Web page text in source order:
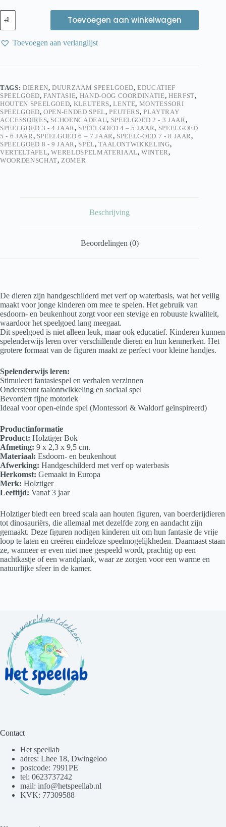
Holztiger
Bok
9
cm
handgemaakt
aantal
Toevoegen aan winkelwagen
Toevoegen aan verlanglijst
TAGS: DIEREN,DUURZAAM SPEELGOED,EDUCATIEF
SPEELGOED,FANTASIE, HAND-OOG COORDINATIE, HERFST,
HOUTEN SPEELGOED, KLEUTERS,LENTE, MONTESSORI
SPEELGOED,OPEN-ENDED SPEL,PEUTERS,PLAYTRAY
ACCESSOIRES, SCHOENCADEAU, SPEELGOED 2 - 3 JAAR ,
SPEELGOED 3 - 4 JAAR , SPEELGOED 4 – 5 JAAR, SPEELGOED
5 - 6 JAAR , SPEELGOED 6 – 7 JAAR , SPEELGOED 7 - 8 JAAR,
SPEELGOED 8 - 9 JAAR , SPEL,TAALONTWIKKELING,
VERTELTAFEL,WERELDSPELMATERIAAL,WINTER,
WOORDENSCHAT, ZOMER
Beschrijving
Beoordelingen (0)
De dieren zijn handgeschilderd met verf op waterbasis, wat het veilig
maakt voor jonge kinderen om mee te spelen. Het gebruik van
esdoorn- en beukenhout zorgt voor een stevige en robuuste kwaliteit,
waardoor het speelgoed lang meegaat.
Dit speelgoed is niet alleen leuk, maar ook educatief. Kinderen kunnen
spelenderwijs leren over verschillende dieren en hun kenmerken. Het
grotere formaat van de figuren maakt ze perfect voor kleine handjes.
Spelenderwijs leren:
Stimuleert fantasiespel en verhalen verzinnen
Ondersteunt taalontwikkeling en sociaal spel
Bevordert fijne motoriek
Ideaal voor open-einde spel (Montessori & Waldorf geïnspireerd)
Productinformatie
Product: Holztiger Bok
Afmeting: 9 x 2,3 x 9,5 cm.
Materiaal: Esdoorn- en beukenhout
Afwerking: Handgeschilderd met verf op waterbasis
Herkomst: Gemaakt in Europa
Merk: Holztiger
Leeftijd: Vanaf 3 jaar
Holztiger biedt een breed scala aan houten figuren, van boerderijdieren
tot dinosauriërs, die allemaal met dezelfde zorg en aandacht zijn
gemaakt. Deze figuren nodigen kinderen uit om hun fantasie de vrije
loop te laten en creëren eindeloze speelmogelijkheden. Daarnaast staan
ze, wanneer er even niet mee gespeeld wordt, prachtig op een
nachtkastje of een wandplank, waar ze zorgen voor een warme en
natuurlijke sfeer in de kamer.
Contact
Het speellab
adres: Lhee 18, Dwingeloo
postcode: 7991PE
tel: 0623737242
mail: info@hetspeellab.nl
KVK: 77309588